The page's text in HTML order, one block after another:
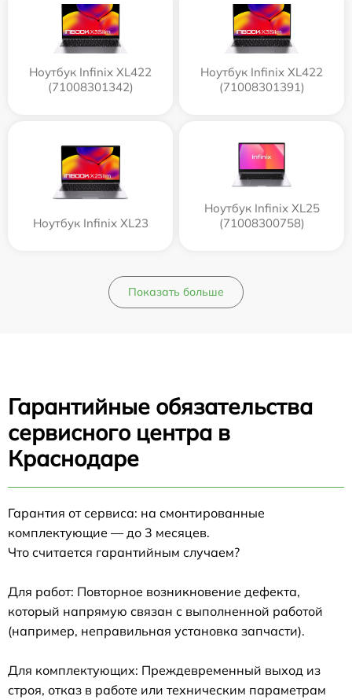
Ноутбук Infinix XL422
(71008301342)
Ноутбук Infinix XL422
(71008301391)
Ноутбук Infinix XL23
Ноутбук Infinix XL25
(71008300758)
Показать больше
Гарантийные обязательства
сервисного центра в
Краснодаре
Гарантия от сервиса: на смонтированные
комплектующие — до 3 месяцев.
Что считается гарантийным случаем?
Для работ: Повторное возникновение дефекта,
который напрямую связан с выполненной работой
(например, неправильная установка запчасти).
Для комплектующих: Преждевременный выход из
строя, отказ в работе или техническим параметрам